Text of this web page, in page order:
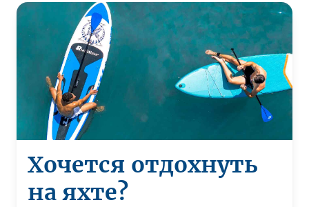
Хочется отдохнуть
на яхте?